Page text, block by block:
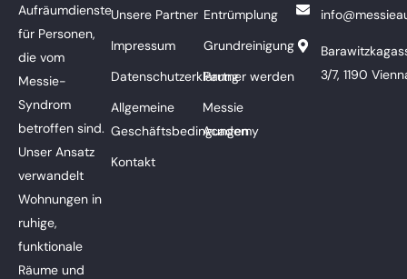
Aufräumdienste
für Personen,
die vom
Messie-
Syndrom
betroffen sind.
Unser Ansatz
verwandelt
Wohnungen in
ruhige,
funktionale
Räume und
Unsere Partner
Impressum
Datenschutzerklärung
Allgemeine
Geschäftsbedingungen
Kontakt
Entrümplung
Grundreinigung
Partner werden
Messie
Academy
3/7, 1190